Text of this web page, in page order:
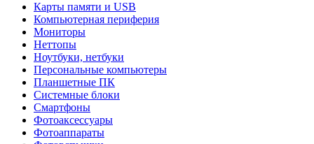
Карты памяти и USB
Компьютерная периферия
Мониторы
Неттопы
Ноутбуки, нетбуки
Персональные компьютеры
Планшетные ПК
Системные блоки
Смартфоны
Фотоаксессуары
Фотоаппараты